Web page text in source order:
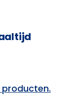
producten.